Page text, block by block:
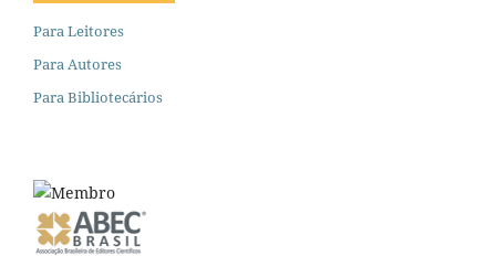
Para Leitores
Para Autores
Para Bibliotecários